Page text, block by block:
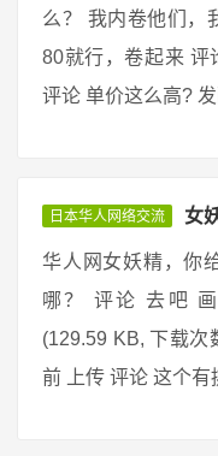
么？ 我内卷他们，
80就行，卷起来 评
评论 单价这么高?
日本华人网络交流 女
华人网女妖精，你
哪？ 评论 去吧 画
(129.59 KB, 下载
前 上传 评论 这个有